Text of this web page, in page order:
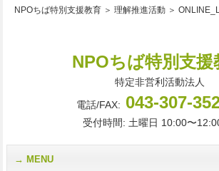
NPOちば特別支援教育 ＞ 理解推進活動 ＞
NPOちば特別支援
特定非営利活動法人
電話/FAX: 043-307-
受付時間: 土曜日 10:00〜
MENU